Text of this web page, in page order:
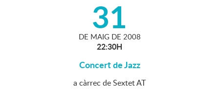
31
DE MAIG DE 2008
22:30H
Concert de Jazz
a càrrec de Sextet AT